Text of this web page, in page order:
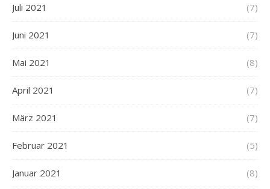
Juli 2021 (7)
Juni 2021 (7)
Mai 2021 (8)
April 2021 (7)
März 2021 (7)
Februar 2021 (5)
Januar 2021 (8)